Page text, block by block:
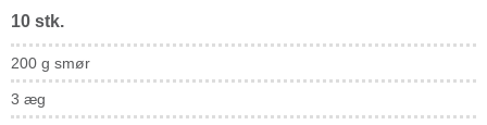
10 stk.
200 g smør
3 æg